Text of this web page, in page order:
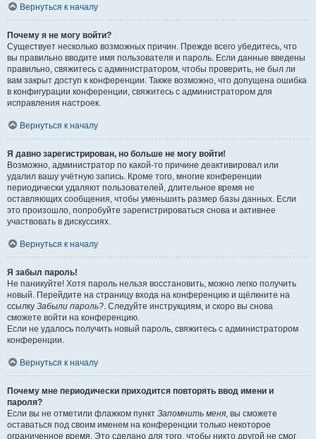
Вернуться к началу
Почему я не могу войти?
Существует несколько возможных причин. Прежде всего убедитесь, что
вы правильно вводите имя пользователя и пароль. Если данные введены
правильно, свяжитесь с администратором, чтобы проверить, не был ли
вам закрыт доступ к конференции. Также возможно, что допущена ошибка
в конфигурации конференции, свяжитесь с администратором для
исправления настроек.
Вернуться к началу
Я давно зарегистрирован, но больше не могу войти!
Возможно, администратор по какой-то причине деактивировал или
удалил вашу учётную запись. Кроме того, многие конференции
периодически удаляют пользователей, длительное время не
оставляющих сообщения, чтобы уменьшить размер базы данных. Если
это произошло, попробуйте зарегистрироваться снова и активнее
участвовать в дискуссиях.
Вернуться к началу
Я забыл пароль!
Не паникуйте! Хотя пароль нельзя восстановить, можно легко получить
новый. Перейдите на страницу входа на конференцию и щёлкните на
ссылку Забыли пароль?. Следуйте инструкциям, и скоро вы снова
сможете войти на конференцию.
Если не удалось получить новый пароль, свяжитесь с администратором
конференции.
Вернуться к началу
Почему мне периодически приходится повторять ввод имени и
пароля?
Если вы не отметили флажком пункт Запомнить меня, вы сможете
оставаться под своим именем на конференции только некоторое
ограниченное время. Это сделано для того, чтобы никто другой не смог